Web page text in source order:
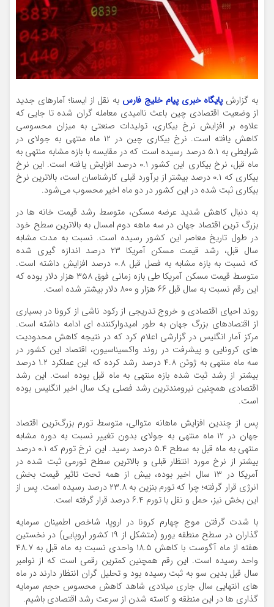
به گزارش پایگاه خبری پیام خلیج فارس به نقل از ایسنا؛ آمارهای جدید
از وضعیت اقتصادی چین باعث ناامیدی معامله گران شده تا جایی که
علاوه بر افزایش نرخ بیکاری، تولیدات صنعتی به میزان محسوسی
کاهش یافته است. نرخ بیکاری چین در ۱۲ ماه منتهی به جولای در
شرایطی به ۵.۱ درصد رسیده است که در مقایسه با بازه مشابه منتهی به
ماه قبل، نرخ بیکاری این کشور ۰.۱ درصد افزایش یافته است. این نرخ
بیکاری که ۰.۱ درصد بیشتر از برآورد قبلی کارشناسان است، بالاترین نرخ
بیکاری ثبت شده در این کشور در دو ماه اخیر محسوب می‌شود.
به دنبال کاهش شدید عرضه مسکن، متوسط رشد قیمت خانه ها در
بزرگ ترین اقتصاد جهان در سه ماهه دوم امسال به بالاترین سطح خود
در طول تاریخ معاصر این کشور رسیده است. نسبت به مدت مشابه
سال قبل، رشد قیمت مسکن آمریکا ۲۳ درصد اندازه گیری شده
که نسبت به بازه مشابه به فصل قبل ۰.۸ درصد افزایش داشته است.
متوسط قیمت مسکن آمریکا طی بازه زمانی فوق ۳۵۸ هزار دلار بوده که
این رقم نسبت به سال قبل ۶۶ هزار و ۸۰۰ دلار بیشتر شده است.
روند احیای اقتصادی و خروج تدریجی از رکود ناشی از کرونا در بسیاری
از اقتصادهای بزرگ جهان به طور امیدوارکننده ای ادامه داشته است.
مرکز آمار انگلیس در گزارشی اعلام کرد که در نتیجه کاهش محدودیت
های کرونایی و پیشرفت در روند واکسیناسیون، اقتصاد این کشور در
سه ماه منتهی به ژوئن ۴.۸ درصد رشد کرده که این عملکرد ۱.۲ درصد
بیشتر از رشد ثبت شده بازه منتهی به ماه قبل بوده است. این رشد
اقتصادی همچنین نیرومندترین رشد فصلی یک سال اخیر انگلیس بوده
است.
پس از چندین افزایش ماهانه متوالی، متوسط تورم بزرگ‌ترین اقتصاد
جهان در ۱۲ ماه منتهی به جولای بدون تغییر نسبت به دوره مشابه
منتهی به ماه قبل به سطح ۵.۴ درصد رسید. این نرخ تورم که ۰.۱ درصد
بیشتر از نرخ مورد انتظار قبلی و بالاترین سطح تورمی ثبت شده در
آمریکا در ۱۳ سال اخیر بوده، بیش از همه تحت تاثیر قیمت بخش
انرژی قرار گرفته؛ چرا که تورم بنزین به ۲۳.۸ درصد رسیده است. پس از
این بخش نیز، حمل و نقل با تورم ۶.۴ درصد قرار گرفته است.
با شدت گرفتن موج چهارم کرونا در اروپا، شاخص اطمینان سرمایه
گذاران در سطح منطقه یورو (متشکل از ۱۹ کشور اروپایی) در نخستین
هفته از ماه آگوست با کاهش ۱۸.۵ واحدی نسبت به ماه قبل به ۴۸.۷
واحد رسیده است. این رقم همچنین کمترین رقمی است که از نوامبر
سال قبل بدین سو به ثبت رسیده بود و تحلیل گران انتظار دارند در ماه
های انتهایی سال جاری میلادی شاهد کاهش محسوس حجم سرمایه
گذاری ها در این منطقه و کاسته شدن از سرعت رشد اقتصادی باشیم.